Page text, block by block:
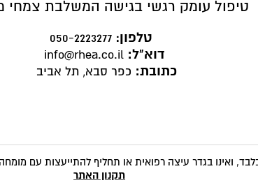
טיפול עומק רגשי בגישה המשלבת צמחי
טלפון:
דוא"ל:
כתובת: כפר סבא, תל אביב
ואינו בגדר עיצה רפואית או תחליף להתייעצות עם מומחה
תקנון האתר